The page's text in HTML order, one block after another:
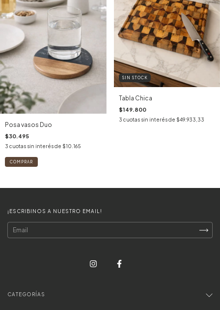
Posa vasos Duo
$30.495
3 cuotas sin interés de $10.165
SIN STOCK
Tabla Chica
$149.800
3 cuotas sin interés de $49.933,33
¡ESCRIBINOS A NUESTRO EMAIL!
CATEGORÍAS